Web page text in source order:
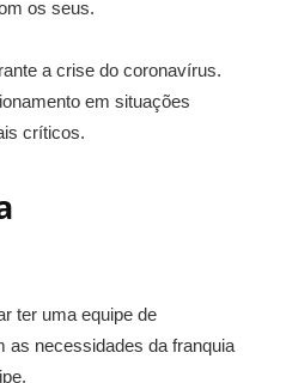
os seus.
a crise do coronavírus.
em situações
críticos.
ter uma equipe de
as necessidades da franquia